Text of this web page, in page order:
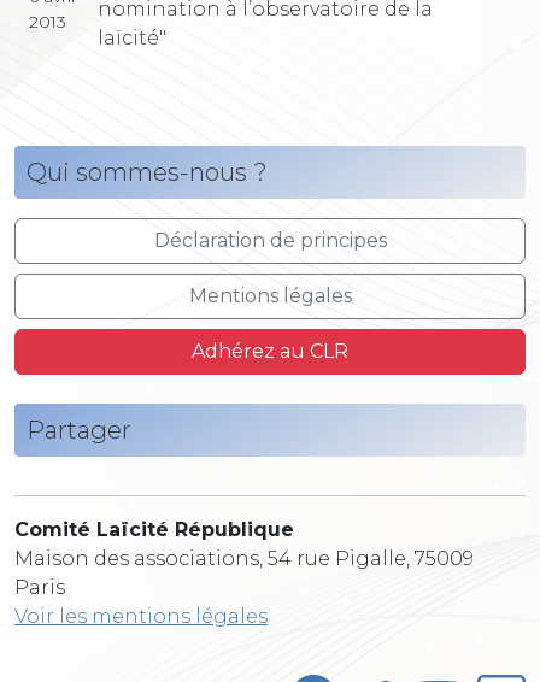
2013
nomination à l’observatoire de la
laïcité"
Qui sommes-nous ?
Déclaration de principes
Mentions légales
Adhérez au CLR
Partager
Comité Laïcité République
Maison des associations, 54 rue Pigalle, 75009
Paris
Voir les mentions légales